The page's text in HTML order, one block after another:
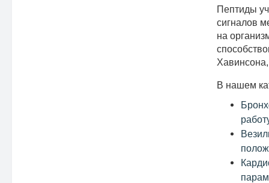
Пептиды
сигналов
на
В нашем